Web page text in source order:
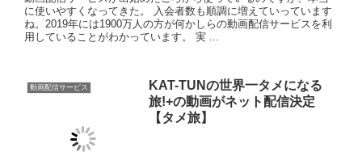
動画配信サービス
KAT-TUNの世界一タメになる
2018年1月1日待ちに待ったKAT-TUNの復帰。 2020年になってもか
なり気合が入っていて、メンバー一人ひとりの活躍が良かったで
すよね。 それとともにメディアに精力的に出てきてくれるように
なった今、本当にうれしいで ...